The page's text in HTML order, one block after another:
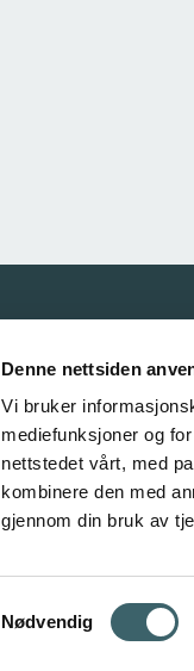
Denne nettsiden
Vi bruker
mediefunksjoner og
nettstedet vårt, med
kombinere den med
gjennom din bruk av
Samtykkevalg
Nødvendig